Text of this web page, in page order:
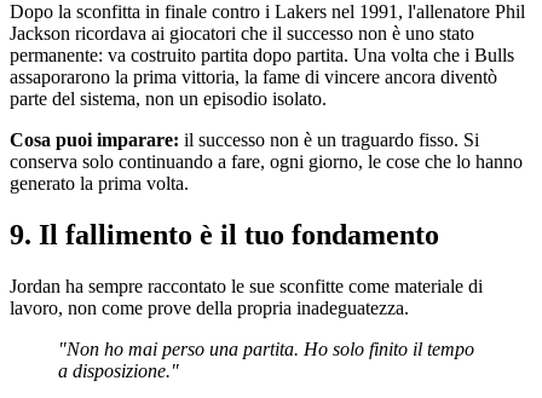
Dopo la sconfitta in finale contro i Lakers nel 1991, l'allenatore Phil
Jackson ricordava ai giocatori che il successo non è uno stato
permanente: va costruito partita dopo partita. Una volta che i Bulls
assaporarono la prima vittoria, la fame di vincere ancora diventò
parte del sistema, non un episodio isolato.
Cosa puoi imparare: il successo non è un traguardo fisso. Si
conserva solo continuando a fare, ogni giorno, le cose che lo hanno
generato la prima volta.
9. Il fallimento è il tuo fondamento
Jordan ha sempre raccontato le sue sconfitte come materiale di
lavoro, non come prove della propria inadeguatezza.
"Non ho mai perso una partita. Ho solo finito il tempo
a disposizione."